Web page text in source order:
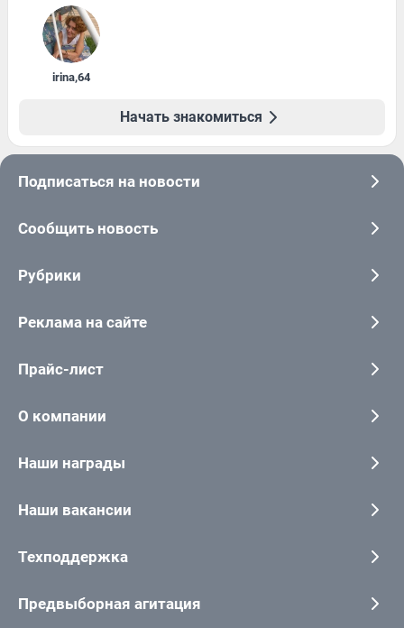
irina,64
Начать знакомиться
Подписаться на новости
Сообщить новость
Рубрики
Реклама на сайте
Прайс-лист
О компании
Наши награды
Наши вакансии
Техподдержка
Предвыборная агитация